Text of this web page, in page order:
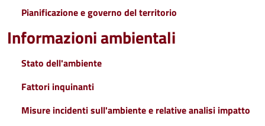
Pianificazione e governo del territorio
Informazioni ambientali
Stato dell'ambiente
Fattori inquinanti
Misure incidenti sull'ambiente e relative analisi impatto